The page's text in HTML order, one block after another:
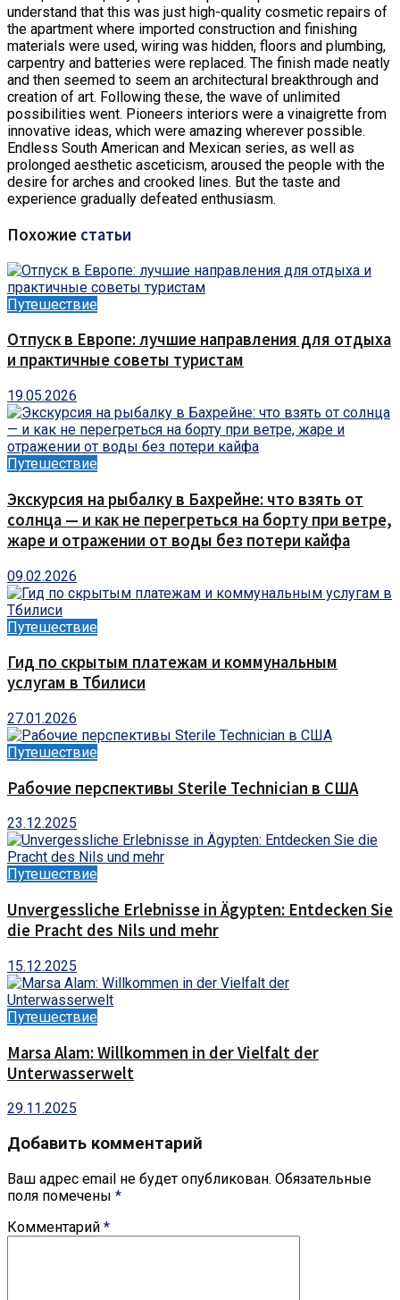
understand that this was just high-quality cosmetic repairs of
the apartment where imported construction and finishing
materials were used, wiring was hidden, floors and plumbing,
carpentry and batteries were replaced. The finish made neatly
and then seemed to seem an architectural breakthrough and
creation of art. Following these, the wave of unlimited
possibilities went. Pioneers interiors were a vinaigrette from
innovative ideas, which were amazing wherever possible.
Endless South American and Mexican series, as well as
prolonged aesthetic asceticism, aroused the people with the
desire for arches and crooked lines. But the taste and
experience gradually defeated enthusiasm.
Похожие статьи
Путешествие
Отпуск в Европе: лучшие направления для отдыха
и практичные советы туристам
19.05.2026
Путешествие
Экскурсия на рыбалку в Бахрейне: что взять от
солнца — и как не перегреться на борту при ветре,
жаре и отражении от воды без потери кайфа
09.02.2026
Путешествие
Гид по скрытым платежам и коммунальным
услугам в Тбилиси
27.01.2026
Путешествие
Рабочие перспективы Sterile Technician в США
23.12.2025
Путешествие
Unvergessliche Erlebnisse in Ägypten: Entdecken Sie
die Pracht des Nils und mehr
15.12.2025
Путешествие
Marsa Alam: Willkommen in der Vielfalt der
Unterwasserwelt
29.11.2025
Добавить комментарий
Ваш адрес email не будет опубликован. Обязательные
поля помечены *
Комментарий *